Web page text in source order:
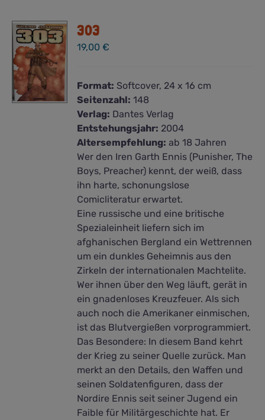
303
19,00€
Format: Softcover, 24 x 16 cm
Seitenzahl: 148
Verlag: Dantes Verlag
Entstehungsjahr: 2004
Altersempfehlung: ab 18 Jahren
Wer den Iren Garth Ennis (Punisher, The
Boys, Preacher) kennt, der weiß, dass
ihn harte, schonungslose
Comicliteratur erwartet.
Eine russische und eine britische
Spezialeinheit liefern sich im
afghanischen Bergland ein Wettrennen
um ein dunkles Geheimnis aus den
Zirkeln der internationalen Machtelite.
Wer ihnen über den Weg läuft, gerät in
ein gnadenloses Kreuzfeuer. Als sich
auch noch die Amerikaner einmischen,
ist das Blutvergießen vorprogrammiert.
Das Besondere: In diesem Band kehrt
der Krieg zu seiner Quelle zurück. Man
merkt an den Details, den Waffen und
seinen Soldatenfiguren, dass der
Nordire Ennis seit seiner Jugend ein
Faible für Militärgeschichte hat. Er